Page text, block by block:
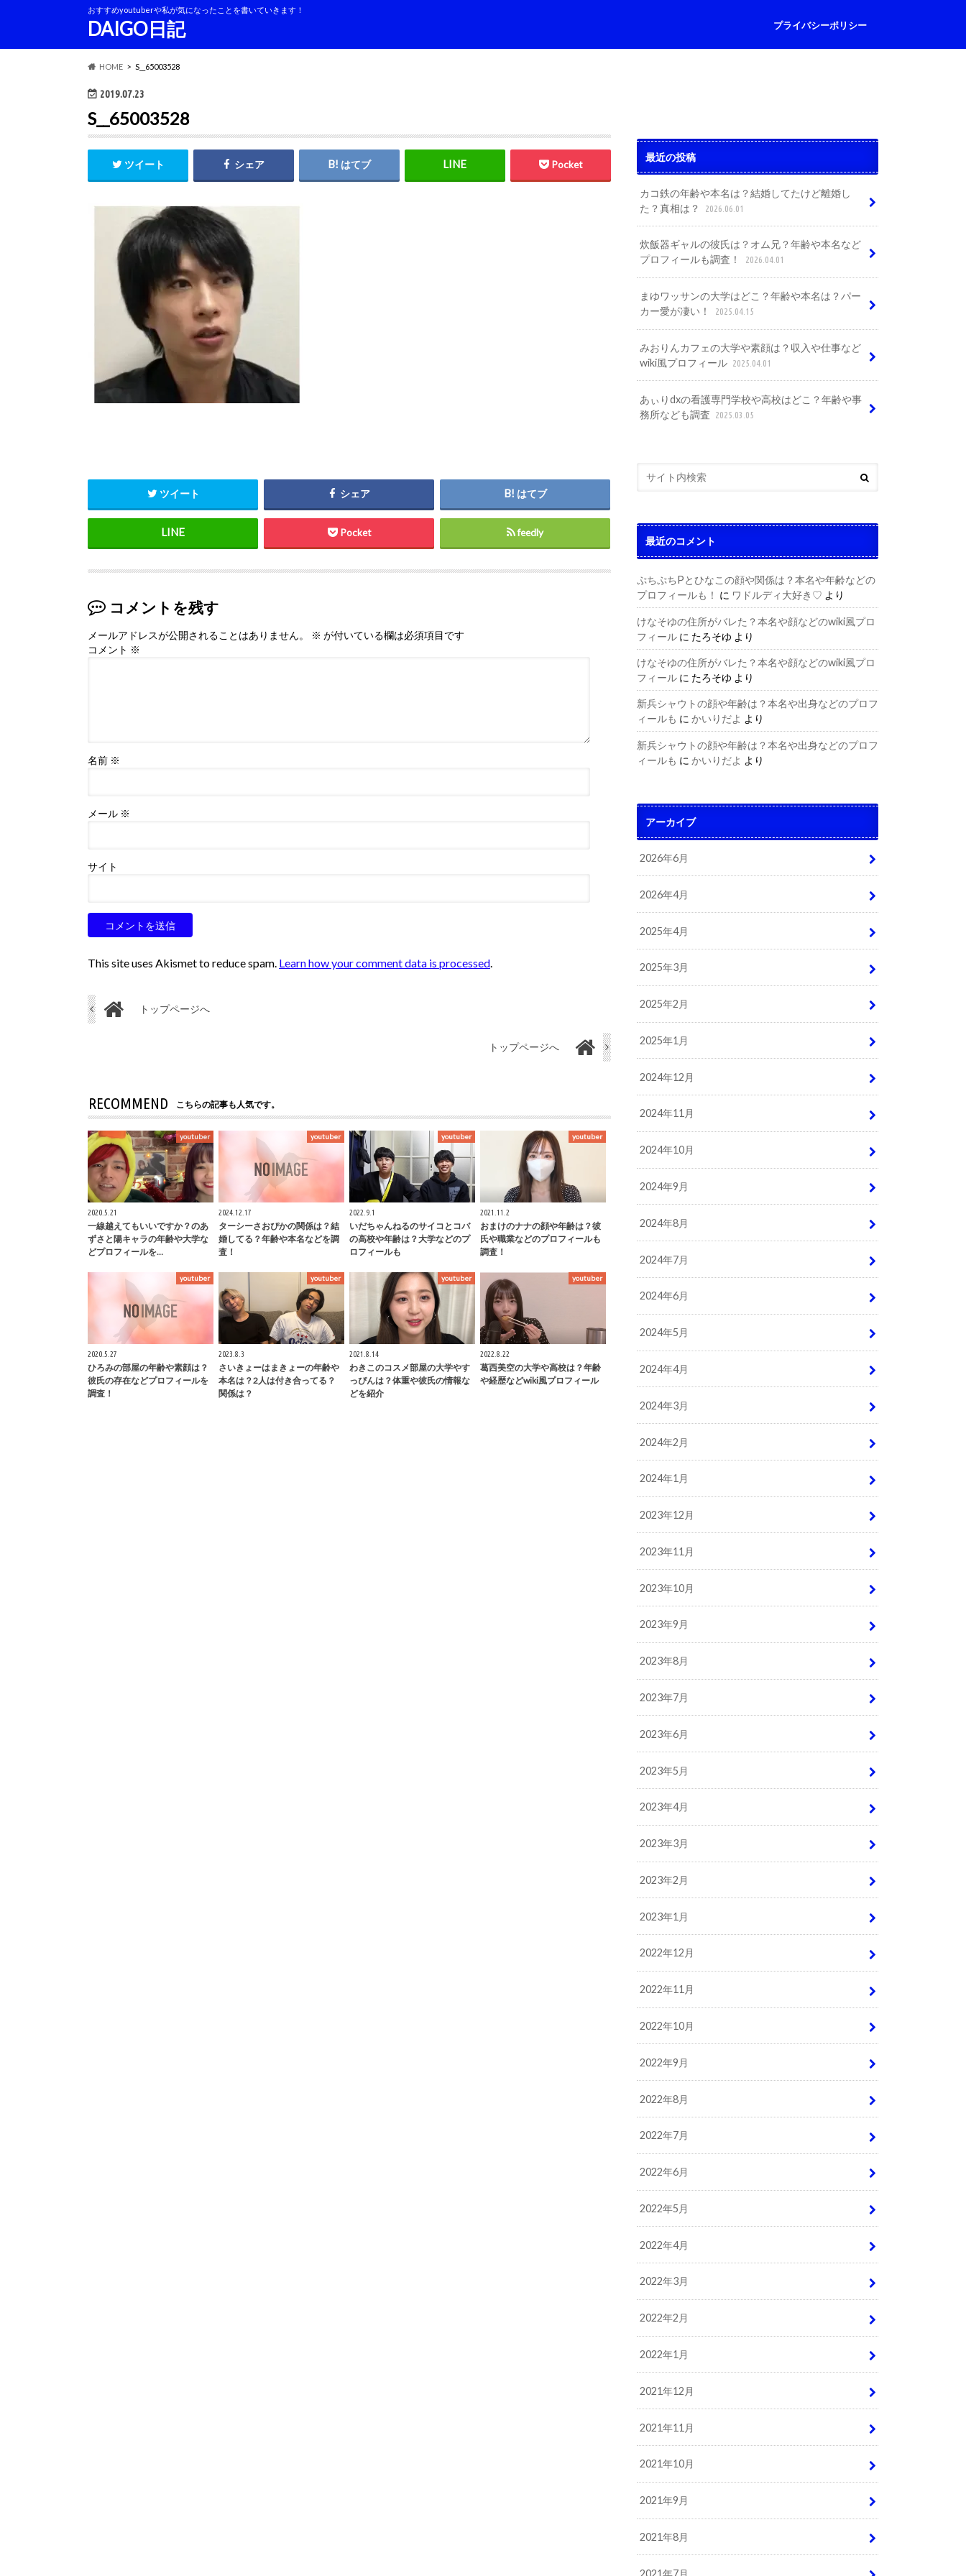
おすすめyoutuberや私が気になったことを書いていきます！
DAIGO日記 プライバシーポリシー
HOME S__65003528
2019.07.23
S__65003528
ツイート シェア はてブ Pocket
ツイート シェア はてブ
Pocket feedly
コメントを残す
メールアドレスが公開されることはありません。 ※ が付いている欄は必須項目です
コメント ※
名前 ※
メール ※
サイト
This site uses Akismet to reduce spam. Learn how your comment data is processed
トップページへ
トップページへ
RECOMMEND こちらの記事も人気です。
youtuber
2020.5.21
一線越えてもいいですか？のあ
ずさと陽キャラの年齢や大学な
どプロフィールを…
youtuber
2024.12.17
ターシーさおぴかの関係は？結
婚してる？年齢や本名などを調
査！
youtuber
2022.9.1
いだちゃんねるのサイコとコバ
の高校や年齢は？大学などのプ
ロフィールも
youtuber
2021.11.2
おまけのナナの顔や年齢は？彼
氏や職業などのプロフィールも
調査！
youtuber
2020.5.27
ひろみの部屋の年齢や素顔は？
彼氏の存在などプロフィールを
調査！
youtuber
2023.8.3
さいきょーはまきょーの年齢や
本名は？2人は付き合ってる？
関係は？
youtuber
2021.8.14
わきこのコスメ部屋の大学やす
っぴんは？体重や彼氏の情報な
どを紹介
youtuber
2022.8.22
葛西美空の大学や高校は？年齢
や経歴などwiki風プロフィール
最近の投稿
カコ鉄の年齢や本名は？結婚してたけど離婚し
た？真相は？
2026.06.01
炊飯器ギャルの彼氏は？オム兄？年齢や本名など
プロフィールも調査！
2026.04.01
まゆワッサンの大学はどこ？年齢や本名は？パー
カー愛が凄い！
2025.04.15
みおりんカフェの大学や素顔は？収入や仕事など
wiki風プロフィール 2025.04.01
あぃりdxの看護専門学校や高校はどこ？年齢や事
務所なども調査
2025.03.05
最近のコメント
ぷちぷちPとひなこの顔や関係は？本名や年齢などの
プロフィールも！ に ワドルディ大好き♡ より
けなそゆの住所がバレた？本名や顔などのwiki風プロ
フィール に たろそゆ より
けなそゆの住所がバレた？本名や顔などのwiki風プロ
フィール に たろそゆ より
新兵シャウトの顔や年齢は？本名や出身などのプロフ
ィールも に かいりだよ より
新兵シャウトの顔や年齢は？本名や出身などのプロフ
ィールも に かいりだよ より
アーカイブ
2026年6月
2026年4月
2025年4月
2025年3月
2025年2月
2025年1月
2024年12月
2024年11月
2024年10月
2024年9月
2024年8月
2024年7月
2024年6月
2024年5月
2024年4月
2024年3月
2024年2月
2024年1月
2023年12月
2023年11月
2023年10月
2023年9月
2023年8月
2023年7月
2023年6月
2023年5月
2023年4月
2023年3月
2023年2月
2023年1月
2022年12月
2022年11月
2022年10月
2022年9月
2022年8月
2022年7月
2022年6月
2022年5月
2022年4月
2022年3月
2022年2月
2022年1月
2021年12月
2021年11月
2021年10月
2021年9月
2021年8月
2021年7月